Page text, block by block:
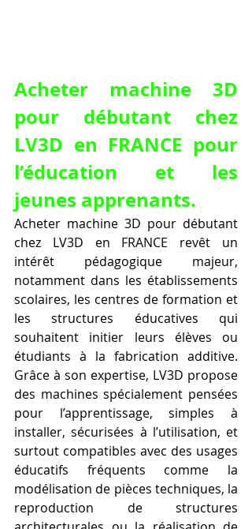
Acheter machine 3D
pour débutant chez
LV3D en FRANCE pour
l’éducation et les
jeunes apprenants.
Acheter machine 3D pour débutant
chez LV3D en FRANCE revêt un
intérêt pédagogique majeur,
notamment dans les établissements
scolaires, les centres de formation et
les structures éducatives qui
souhaitent initier leurs élèves ou
étudiants à la fabrication additive.
Grâce à son expertise, LV3D propose
des machines spécialement pensées
pour l’apprentissage, simples à
installer, sécurisées à l’utilisation, et
surtout compatibles avec des usages
éducatifs fréquents comme la
modélisation de pièces techniques, la
reproduction de structures